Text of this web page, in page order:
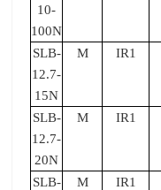
10-
100N
SLB-
12.7-
15N
M IR1
SLB-
12.7-
20N
M IR1
SLB-
M IR1